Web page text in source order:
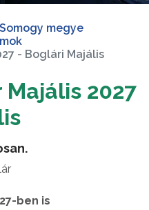
Somogy megye
- Boglári Majális
2027
ben is